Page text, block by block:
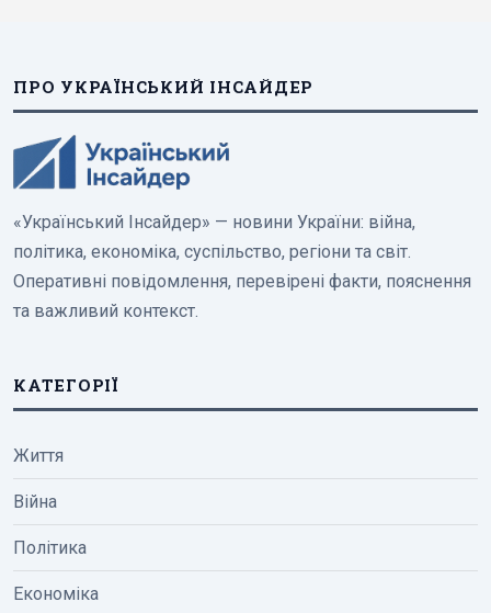
ПРО УКРАЇНСЬКИЙ ІНСАЙДЕР
«Український Інсайдер» — новини України: війна,
політика, економіка, суспільство, регіони та світ.
Оперативні повідомлення, перевірені факти, пояснення
та важливий контекст.
КАТЕГОРІЇ
Життя
Війна
Політика
Економіка